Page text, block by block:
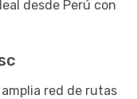
desde Perú con
red de rutas